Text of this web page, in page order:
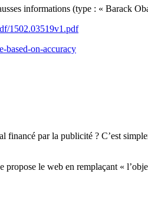
informations (type : « Barack
1502.03519v1.pdf
based-on-accuracy
par la publicité ? C’est
le web en remplaçant «